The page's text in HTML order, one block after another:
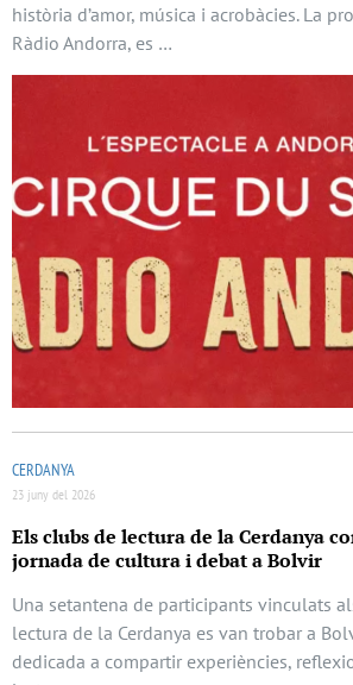
història d’amor, música i acrobàcies. La
Ràdio Andorra, es …
CERDANYA
23 juny del 2026
Els clubs de lectura de la Cerdanya
jornada de cultura i debat a Bolvir
Una setantena de participants vinculats
lectura de la Cerdanya es van trobar a
dedicada a compartir experiències,